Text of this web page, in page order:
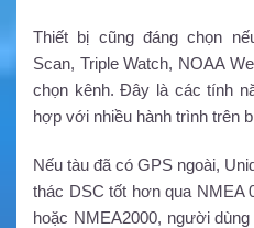
Thiết bị cũng đáng chọn
Scan, Triple Watch, NOAA
chọn kênh. Đây là các tính
hợp với nhiều hành trình trên
Nếu tàu đã có GPS ngoài,
thác DSC tốt hơn qua NMEA
hoặc NMEA2000, người